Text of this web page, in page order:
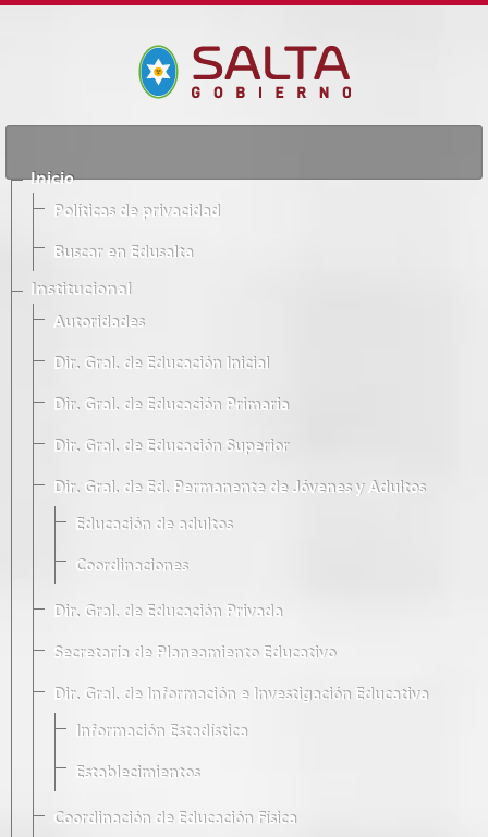
Inicio
Políticas de privacidad
Buscar en Edusalta
Institucional
Autoridades
Dir. Gral. de Educación Inicial
Dir. Gral. de Educación Primaria
Dir. Gral. de Educación Superior
Dir. Gral. de Ed. Permanente de Jóvenes y Adultos
Educación de adultos
Coordinaciones
Dir. Gral. de Educación Privada
Secretaría de Planeamiento Educativo
Dir. Gral. de Información e Investigación Educativa
Información Estadística
Establecimientos
Coordinación de Educación Física